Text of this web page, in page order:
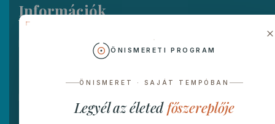
ÖNISMERETI PROGRAM
ÖNISMERET · SAJÁT TEMPÓBAN
Legyél az életedfőszereplője
Információk
Egry József Pszichológiai Terápiás Központ
Kérjük hívja a pszichológus, pszichiáter, coach